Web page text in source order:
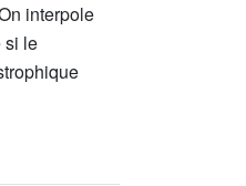
interpole
si le